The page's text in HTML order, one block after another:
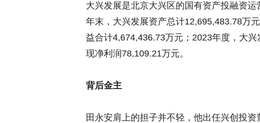
大兴发展是北京大兴区的国有资产投融资
年末，大兴发展资产总计12,695,483.78万
益合计4,674,436.73万元；2023年度，大
现净利润78,109.21万元。
背后金主
田永安肩上的担子并不轻，他出任兴创投资